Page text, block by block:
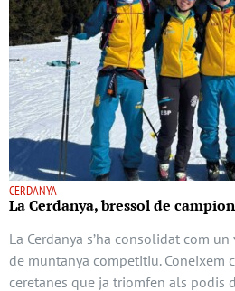
CERDANYA
La Cerdanya, bressol de
La Cerdanya s’ha consolidat com
de muntanya competitiu. Coneixem
ceretanes que ja triomfen als podis